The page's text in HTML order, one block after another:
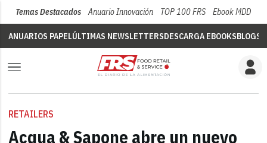
Temas Destacados Anuario Innovación TOP 100 FRS Ebook MDD
ANUARIOS PAPELÚLTIMAS NEWSLETTERSDESCARGA EBOOKSBLOGS
RETAILERS
Acqua & Sapone abre un nuevo